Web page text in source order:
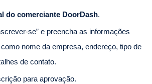
do comerciante DoorDash.
se” e preencha as informações
nome da empresa, endereço, tipo de
de contato.
para aprovação.